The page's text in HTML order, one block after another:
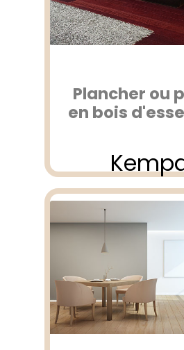
Plancher ou
en bois